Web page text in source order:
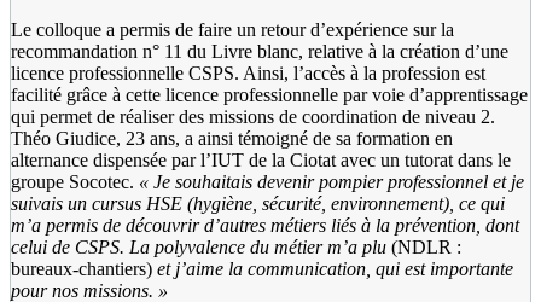
Le colloque a permis de faire un retour d’expérience sur la
recommandation n° 11 du Livre blanc, relative à la création d’une
licence professionnelle CSPS. Ainsi, l’accès à la profession est
facilité grâce à cette licence professionnelle par voie d’apprentissage
qui permet de réaliser des missions de coordination de niveau 2.
Théo Giudice, 23 ans, a ainsi témoigné de sa formation en
alternance dispensée par l’IUT de la Ciotat avec un tutorat dans le
groupe Socotec. « Je souhaitais devenir pompier professionnel et je
suivais un cursus HSE (hygiène, sécurité, environnement), ce qui
m’a permis de découvrir d’autres métiers liés à la prévention, dont
celui de CSPS. La polyvalence du métier m’a plu (NDLR :
bureaux-chantiers) et j’aime la communication, qui est importante
pour nos missions. »